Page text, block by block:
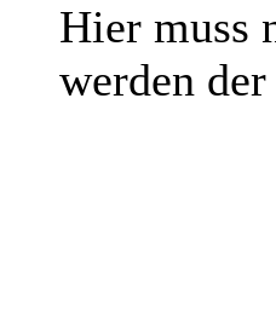
Hier muss
werden